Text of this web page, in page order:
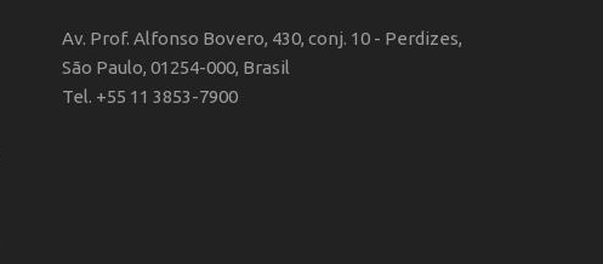
Av. Prof. Alfonso Bovero, 430, conj. 10 - Perdizes,
São Paulo, 01254-000, Brasil
Tel. +55 11 3853-7900